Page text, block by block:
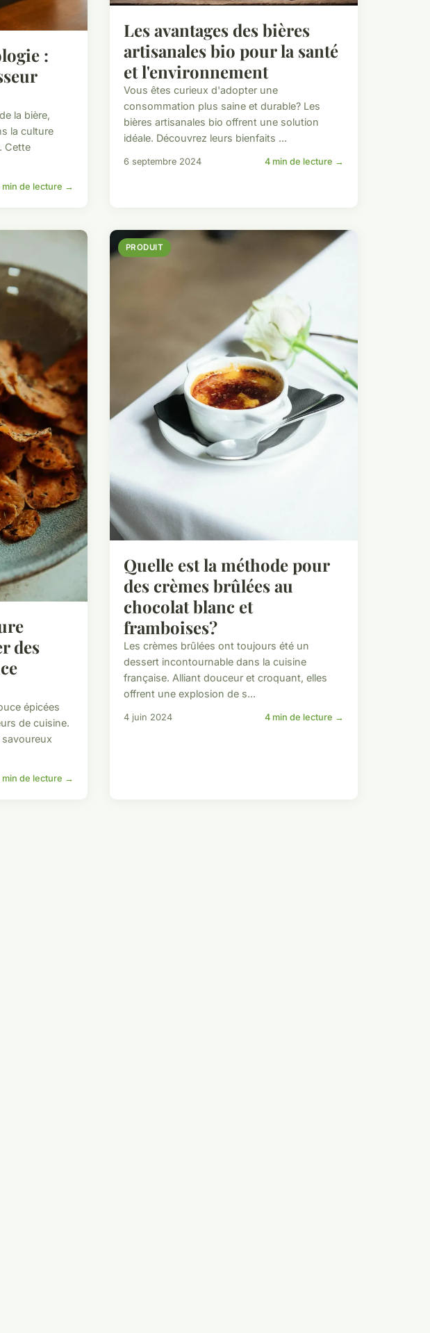
:
la bière,
la culture
Cette
min de lecture →
Les avantages des bières
artisanales bio pour la santé
et l'environnement
Vous êtes curieux d'adopter une
consommation plus saine et durable? Les
bières artisanales bio offrent une solution
idéale. Découvrez leurs bienfaits ...
6 septembre 2024 4 min de lecture →
des
épicées
de cuisine.
min de lecture →
PRODUIT
Quelle est la méthode pour
des crèmes brûlées au
chocolat blanc et
framboises?
Les crèmes brûlées ont toujours été un
dessert incontournable dans la cuisine
française. Alliant douceur et croquant, elles
offrent une explosion de s...
4 juin 2024 4 min de lecture →